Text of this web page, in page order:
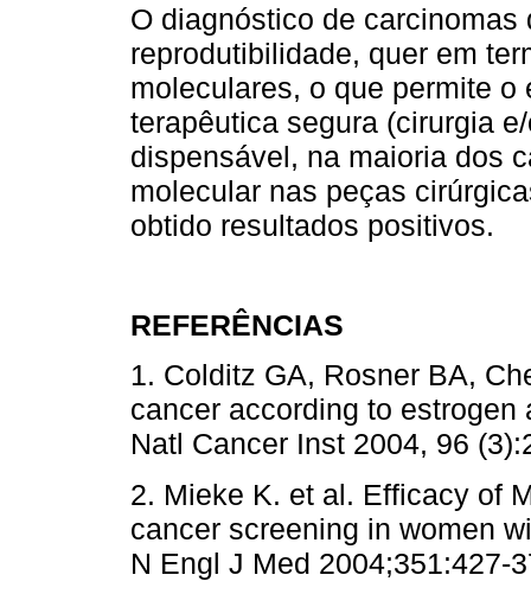
O diagnóstico de
reprodutibilidade, quer em
moleculares, o que permite
terapêutica segura (cirurgia
dispensável, na maioria dos
molecular nas peças
obtido resultados positivos.
REFERÊNCIAS
1. Colditz GA, Rosner BA,
cancer according to
Natl Cancer Inst 2004, 96
2. Mieke K. et al. Efficacy of
cancer screening in women
N Engl J Med